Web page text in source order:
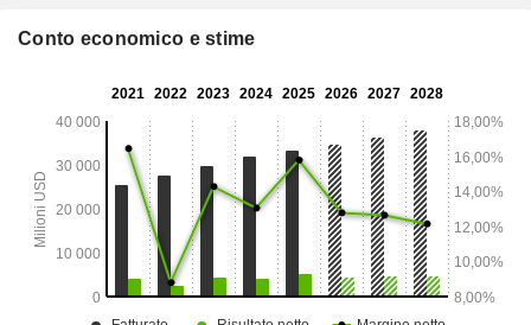
Conto economico e stime